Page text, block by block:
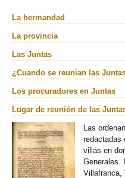
La hermandad
La provincia
Las Juntas
¿Cuando se reunian las
Los procuradores en Juntas
Lugar de reunión de las
Las
redactadas
villas en
Generales.
Villafranca,